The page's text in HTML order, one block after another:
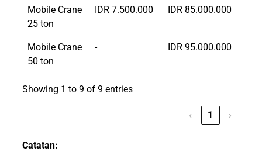
Mobile Crane
25 ton
IDR 7.500.000 IDR 85.000.000
Mobile Crane
50 ton
- IDR 95.000.000
Showing 1 to 9 of 9 entries
‹ 1 ›
Catatan: